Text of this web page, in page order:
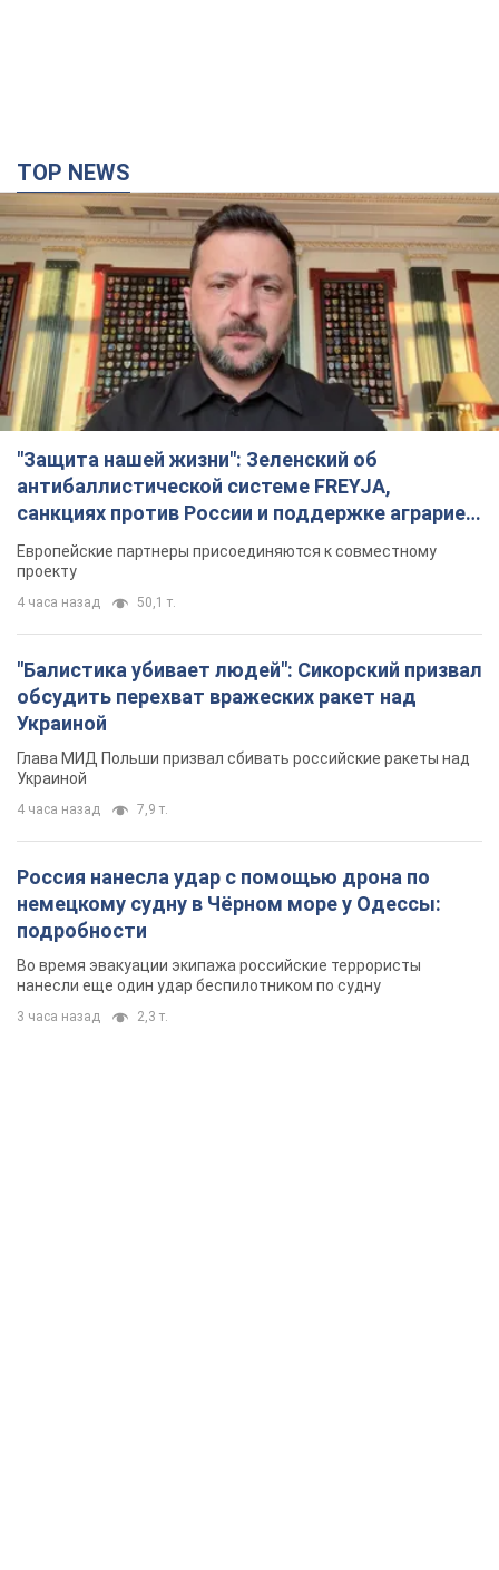
"Защита нашей жизни": Зеленский об
антибаллистической системе FREYJA,
санкциях против России и поддержке аграриев.
Видео
Европейские партнеры присоединяются к совместному
проекту
4 часа назад 50,1 т.
"Балистика убивает людей": Сикорский призвал
обсудить перехват вражеских ракет над
Украиной
Глава МИД Польши призвал сбивать российские ракеты над
Украиной
4 часа назад 7,9 т.
Россия нанесла удар с помощью дрона по
немецкому судну в Чёрном море у Одессы:
подробности
Во время эвакуации экипажа российские террористы
нанесли еще один удар беспилотником по судну
3 часа назад